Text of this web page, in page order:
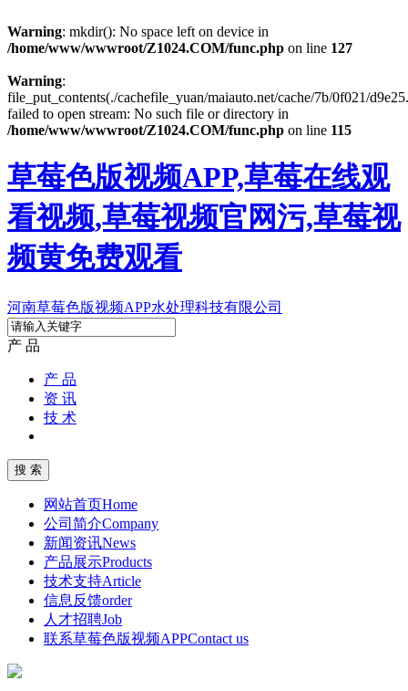
Warning: mkdir(): No space left on device in
/home/www/wwwroot/Z1024.COM/func.php on line 127
Warning:
file_put_contents(./cachefile_yuan/maiauto.net/cache/7b/0f021/
failed to open stream: No such file or directory in
/home/www/wwwroot/Z1024.COM/func.php on line 115
草莓色版视频APP,草莓在线观
看视频,草莓视频官网污,草莓视
频黄免费观看
河南草莓色版视频APP水处理科技有限公司
产 品
产 品
资 讯
技 术
网站首页Home
公司简介Company
新闻资讯News
产品展示Products
技术支持Article
信息反馈order
人才招聘Job
联系草莓色版视频APPContact us